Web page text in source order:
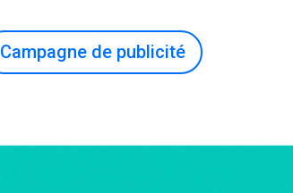
Campagne de publicité